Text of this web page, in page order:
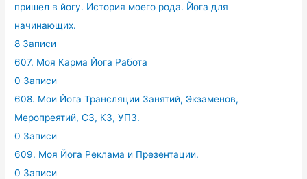
пришел в йогу. История моего рода. Йога для
начинающих.
8 Записи
607. Моя Карма Йога Работа
0 Записи
608. Мои Йога Трансляции Занятий, Экзаменов,
Меропреятий, СЗ, КЗ, УПЗ.
0 Записи
609. Моя Йога Реклама и Презентации.
0 Записи